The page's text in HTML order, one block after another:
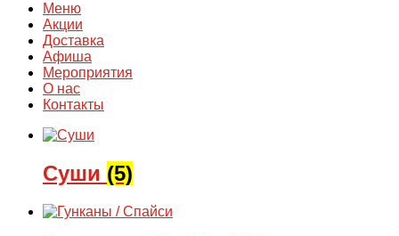
Меню
Акции
Доставка
Афиша
Мероприятия
О нас
Контакты
Суши (5)